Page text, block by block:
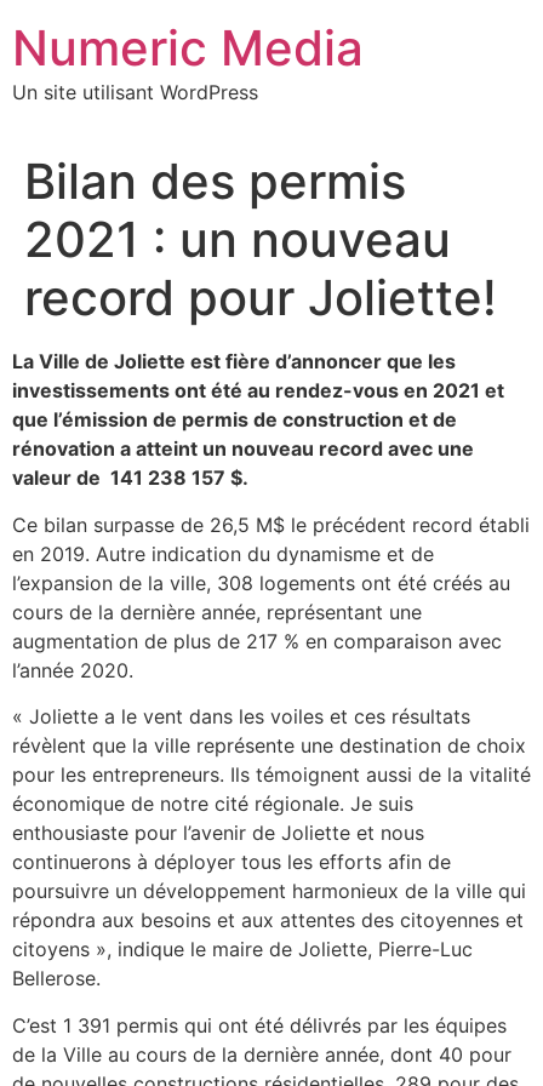
contenu
Numeric Media
Un site utilisant WordPress
Bilan des permis
2021 : un nouveau
record pour Joliette!
La Ville de Joliette est fière d’annoncer que les
investissements ont été au rendez-vous en 2021 et
que l’émission de permis de construction et de
rénovation a atteint un nouveau record avec une
valeur de 141 238 157 $.
Ce bilan surpasse de 26,5 M$ le précédent record établi
en 2019. Autre indication du dynamisme et de
l’expansion de la ville, 308 logements ont été créés au
cours de la dernière année, représentant une
augmentation de plus de 217 % en comparaison avec
l’année 2020.
« Joliette a le vent dans les voiles et ces résultats
révèlent que la ville représente une destination de choix
pour les entrepreneurs. Ils témoignent aussi de la vitalité
économique de notre cité régionale. Je suis
enthousiaste pour l’avenir de Joliette et nous
continuerons à déployer tous les efforts afin de
poursuivre un développement harmonieux de la ville qui
répondra aux besoins et aux attentes des citoyennes et
citoyens », indique le maire de Joliette, Pierre-Luc
Bellerose.
C’est 1 391 permis qui ont été délivrés par les équipes
de la Ville au cours de la dernière année, dont 40 pour